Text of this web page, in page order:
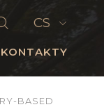
CS
KONTAKTY
BASED